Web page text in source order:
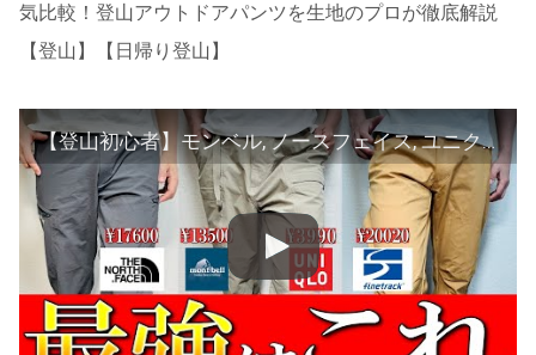
気比較！登山アウトドアパンツを生地のプロが徹底解説
【登山】【日帰り登山】
【登山初心者】モンベル, ノースフェイス, ユニクロ, 大人気比較！登山アウトドアパンツを生地のプロが徹底解説【登山】【日帰り登山】